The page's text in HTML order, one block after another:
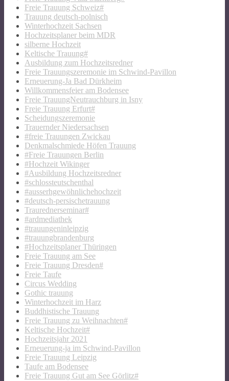
Freie Trauung Schweiz#
Trauung deutsch-polnisch
Winterhochzeit Sachsen
Hochzeitsplaner beim MDR
silberne Hochzeit
Keltische Trauung#
Ausbildung zum Hochzeitsredner
Freie Trauungszeremonie im Schwind-Pavillon
Erneuerung-Ja Bad Dürkheim
Willkommensfeier am Bodensee
Freie TrauungNeutrauchburg in Isny
Freie Trauung Erfurt#
Scheidungszeremonie
Trauernder Niedersachsen
#freie Trauungen Zwickau
Denkmalschmiede Höfen Trauung
#Freie Trauungen Berlin
#Hochzeit Wikinger
#Ausbildung Hochzeitsredner
#schlossteutschenthal
#ausserhgewöhnlichehochzeit
#deutsch-persischetrauung
Traurednerseminar#
#ardmediathek
#trauungeninleipzig
#trauungbrandenburg
#Hochzeitsplaner Thüringen
Freie Trauung am See
Freie Trauung Dresden#
Freie Taufe
Circus Wedding
Gothic trauung
Winterhochzeit im Harz
Buddhistische Trauung
Freie Trauung zu Weihnachten#
Keltische Hochzeit#
Hochzeitsjahr 2021
Erneuerung-ja im Schwind-Pavillon
Freie Trauung Leipzig
Taufe am Bodensee
Freie Trauung Gut am See Görlitz#